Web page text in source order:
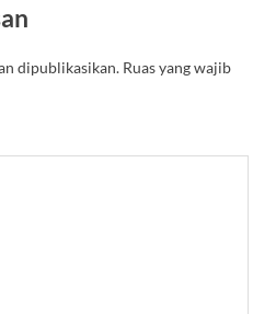
dipublikasikan. Ruas yang wajib